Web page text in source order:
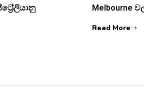
Melbourne
Read More